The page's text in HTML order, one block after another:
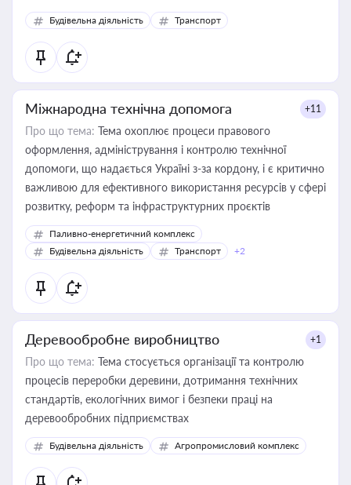
Будівельна діяльність Транспорт
Міжнародна технічна допомога +11
Про що тема: Тема охоплює процеси правового
оформлення, адміністрування і контролю технічної
допомоги, що надається Україні з-за кордону, і є критично
важливою для ефективного використання ресурсів у сфері
розвитку, реформ та інфраструктурних проєктів
Паливно-енергетичний комплекс
Будівельна діяльність
Транспорт +2
Деревообробне виробництво +1
Про що тема: Тема стосується організації та контролю
процесів переробки деревини, дотримання технічних
стандартів, екологічних вимог і безпеки праці на
деревообробних підприємствах
Будівельна діяльність Агропромисловий комплекс